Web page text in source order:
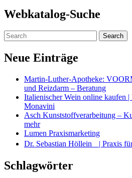
Webkatalog-Suche
Neue Einträge
Martin-Luther-Apotheke:
und Reizdarm – Beratung
Italienischer Wein online kaufen
Monavini
Asch Kunststoffverarbeitung –
mehr
Lumen Praxismarketing
Dr. Sebastian Höllein | Praxis
Schlagwörter